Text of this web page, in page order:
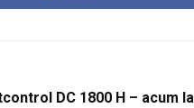
DC 1800 H – acum